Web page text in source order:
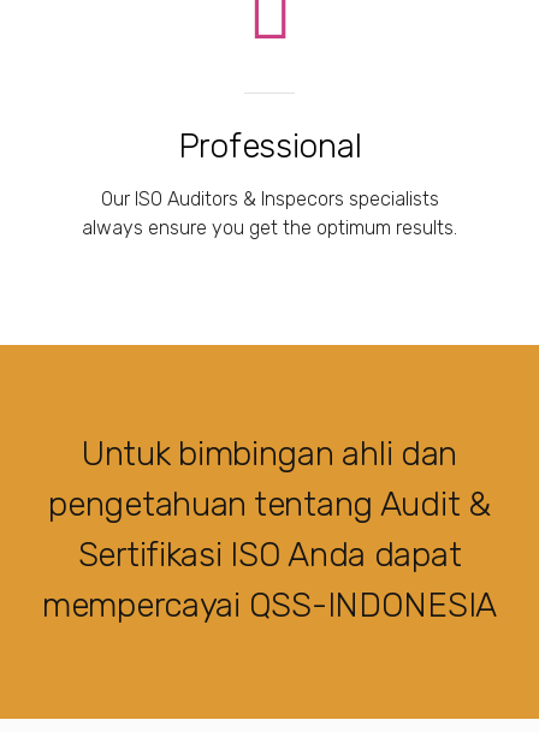
Professional
Our ISO Auditors & Inspecors specialists
always ensure you get the optimum results.
Untuk bimbingan ahli dan
pengetahuan tentang Audit &
Sertifikasi ISO Anda dapat
mempercayai QSS-INDONESIA